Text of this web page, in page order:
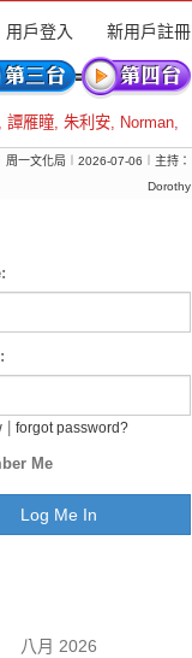
用戶登入 新用戶註冊
, 譚雁瞳, 朱利安, Norman,
周一文化局︱2026-07-06︱主持：
Dorothy
forgot password?
Me
八月 2026